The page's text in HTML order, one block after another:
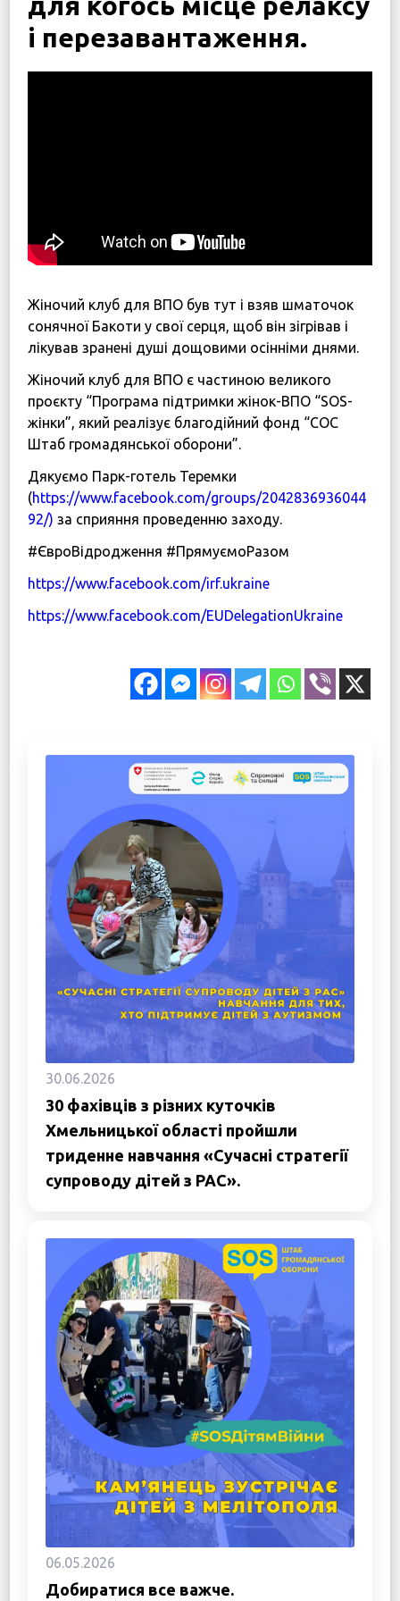
Політики
Україна, м. Кам’янець-Подільський,
вул. Івана Франка, 30
sos.fondbf@gmail.com
і перезавантаження.
Жіночий клуб для ВПО був тут і взяв шматочок
сонячної Бакоти у свої серця, щоб він зігрівав і
лікував зранені душі дощовими осінніми днями.
Жіночий клуб для ВПО є частиною великого
проєкту “Програма підтримки жінок-ВПО “SOS-
жінки”, який реалізує благодійний фонд “СОС
Штаб громадянської оборони”.
Дякуємо Парк-готель Теремки
(https://www.facebook.com/groups/2042836936044
92/) за сприяння проведенню заходу.
#ЄвроВідродження #ПрямуємоРазом
https://www.facebook.com/irf.ukraine
https://www.facebook.com/EUDelegationUkraine
30.06.2026
30 фахівців з різних куточків
Хмельницької області пройшли
триденне навчання «Сучасні стратегії
супроводу дітей з РАС».
06.05.2026
Добиратися все важче.